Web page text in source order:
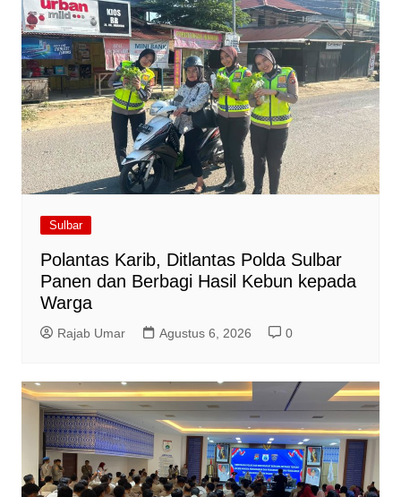
Sulbar
Polantas Karib, Ditlantas Polda Sulbar
Panen dan Berbagi Hasil Kebun kepada
Warga
Rajab Umar Agustus 6, 2026 0